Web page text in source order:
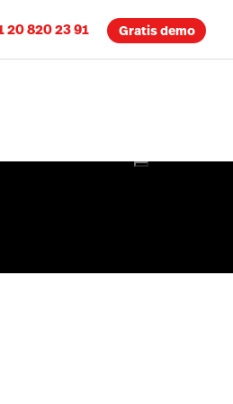
20 820 23 91 Gratis demo